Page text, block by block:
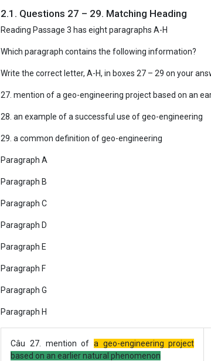
2.1. Questions 27 – 29. Matching Heading
Reading Passage 3 has eight paragraphs A-H
Which paragraph contains the following information?
Write the correct letter, A-H, in boxes 27 – 29 on your
27. mention of a geo-engineering project based on an
28. an example of a successful use of geo-engineering
29. a common definition of geo-engineering
Paragraph A
Paragraph B
Paragraph C
Paragraph D
Paragraph E
Paragraph F
Paragraph G
Paragraph H
Câu 27. mention of a geo-engineering project
based on an earlier natural phenomenon